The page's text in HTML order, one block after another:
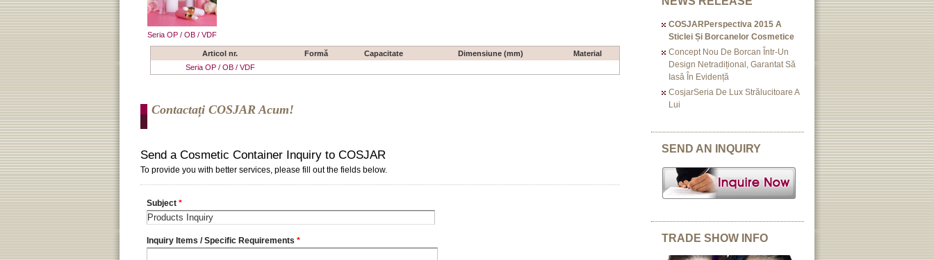
Seria OP / OB / VDF
Articol nr. Formă Capacitate Dimensiune (mm)
Material
Seria OP / OB / VDF
Contactați COSJAR Acum!
COSJARPerspectiva 2015 A
Sticlei Și Borcanelor Cosmetice
Concept Nou De Borcan Într-Un
Design Netradițional, Garantat Să
Iasă În Evidență
CosjarSeria De Lux Strălucitoare A
Lui
SEND AN INQUIRY
TRADE SHOW INFO